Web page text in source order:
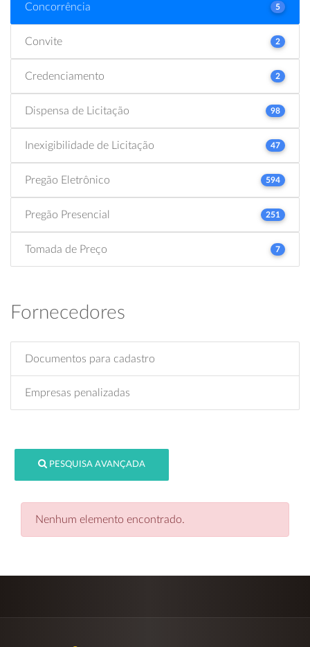
Concorrência 5
Convite 2
Credenciamento 2
Dispensa de Licitação 98
Inexigibilidade de Licitação 47
Pregão Eletrônico 594
Pregão Presencial 251
Tomada de Preço 7
Fornecedores
Documentos para cadastro
Empresas penalizadas
PESQUISA AVANÇADA
Nenhum elemento encontrado.